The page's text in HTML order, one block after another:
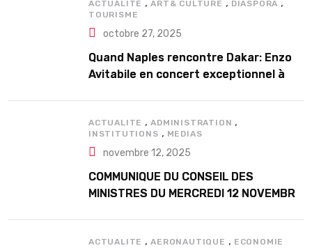
ACTUALITE ART& CULTURE DIASPORA
TOURISME
octobre 27, 2025
Quand Naples rencontre Dakar: Enzo
Avitabile en concert exceptionnel à
ACTUALITE ,ADMINISTRATION ,
INSTITUTIONS , MEDIAS
novembre 12, 2025
COMMUNIQUE DU CONSEIL DES
MINISTRES DU MERCREDI 12 NOVEMBRE
ACTUALITE ,AERONAUTIQUE , ECONOMIE